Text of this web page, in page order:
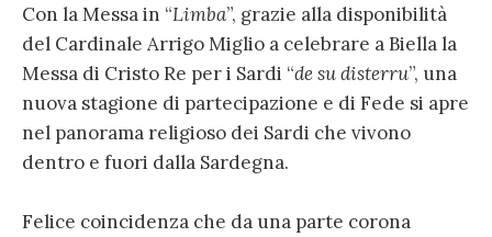
Con la Messa in “Limba”, grazie alla disponibilità
del Cardinale Arrigo Miglio a celebrare a Biella la
Messa di Cristo Re per i Sardi “de su disterru”, una
nuova stagione di partecipazione e di Fede si apre
nel panorama religioso dei Sardi che vivono
dentro e fuori dalla Sardegna.
Felice coincidenza che da una parte corona